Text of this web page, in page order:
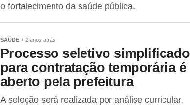
o fortalecimento da saúde pública.
SAÚDE 2 anos atrás
Processo seletivo simplificado
para contratação temporária é
aberto pela prefeitura
A seleção será realizada por análise curricular,